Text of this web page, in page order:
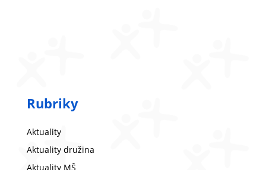
Rubriky
Aktuality
Aktuality družina
Aktuality MŠ